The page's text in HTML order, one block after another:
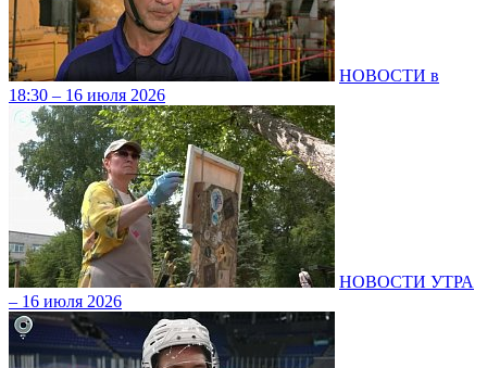
НОВОСТИ в
18:30 – 16 июля 2026
НОВОСТИ УТРА
– 16 июля 2026